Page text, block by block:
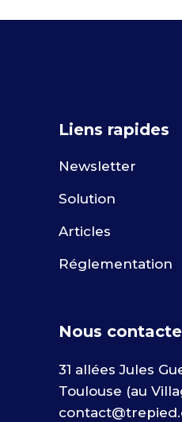
Liens rapides
Newsletter
Solution
Articles
Réglementation
Nous
31 allées Jules
Toulouse (au